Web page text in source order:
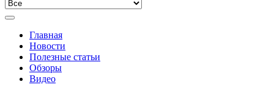
Главная
Новости
Полезные статьи
Обзоры
Видео